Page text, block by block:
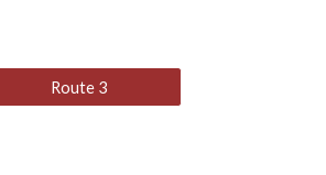
Route 3